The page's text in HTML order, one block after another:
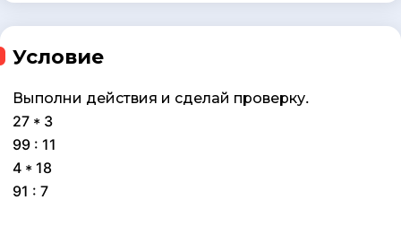
Условие
Выполни действия и сделай проверку.
27 * 3
99 : 11
4 * 18
91 : 7